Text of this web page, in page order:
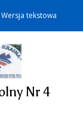
Wersja tekstowa
Nr 4